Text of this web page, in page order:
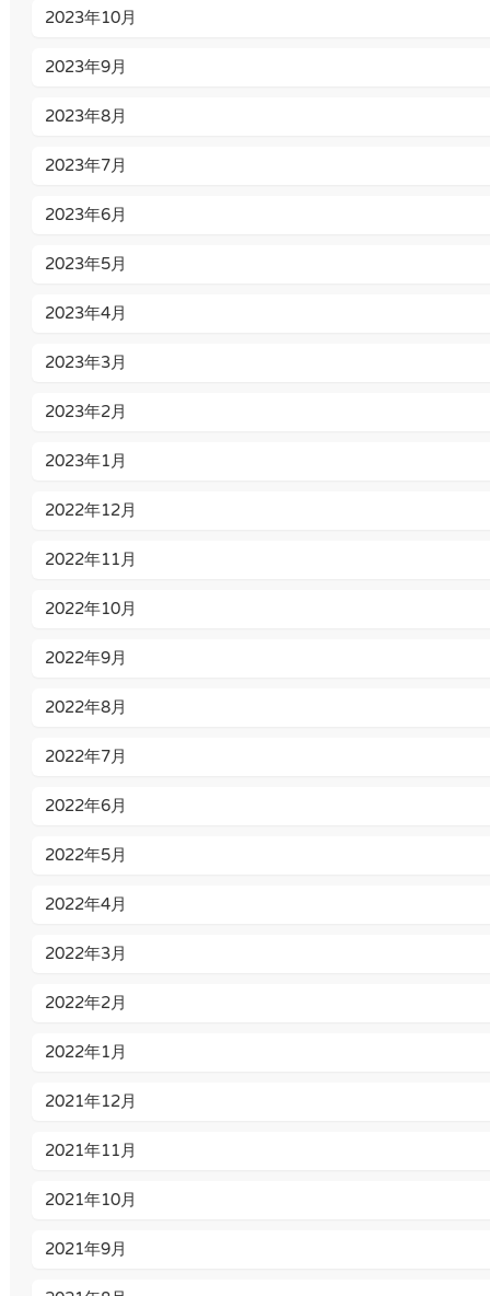
2023年10月
2023年9月
2023年8月
2023年7月
2023年6月
2023年5月
2023年4月
2023年3月
2023年2月
2023年1月
2022年12月
2022年11月
2022年10月
2022年9月
2022年8月
2022年7月
2022年6月
2022年5月
2022年4月
2022年3月
2022年2月
2022年1月
2021年12月
2021年11月
2021年10月
2021年9月